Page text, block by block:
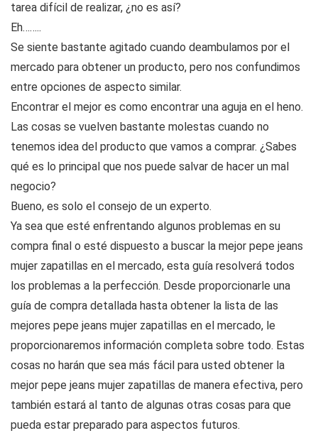
tarea difícil de realizar, ¿no es así?
Eh……..
Se siente bastante agitado cuando deambulamos por el
mercado para obtener un producto, pero nos confundimos
entre opciones de aspecto similar.
Encontrar el mejor es como encontrar una aguja en el heno.
Las cosas se vuelven bastante molestas cuando no
tenemos idea del producto que vamos a comprar. ¿Sabes
qué es lo principal que nos puede salvar de hacer un mal
negocio?
Bueno, es solo el consejo de un experto.
Ya sea que esté enfrentando algunos problemas en su
compra final o esté dispuesto a buscar la mejor pepe jeans
mujer zapatillas en el mercado, esta guía resolverá todos
los problemas a la perfección. Desde proporcionarle una
guía de compra detallada hasta obtener la lista de las
mejores pepe jeans mujer zapatillas en el mercado, le
proporcionaremos información completa sobre todo. Estas
cosas no harán que sea más fácil para usted obtener la
mejor pepe jeans mujer zapatillas de manera efectiva, pero
también estará al tanto de algunas otras cosas para que
pueda estar preparado para aspectos futuros.